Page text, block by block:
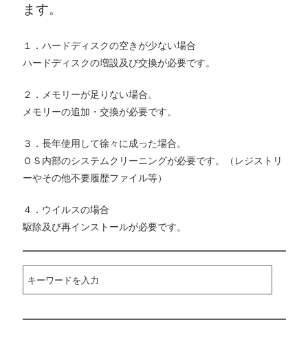
ます。
１．ハードディスクの空きが少ない場合
ハードディスクの増設及び交換が必要です。
２．メモリーが足りない場合。
メモリーの追加・交換が必要です。
３．長年使用して徐々に成った場合。
ＯＳ内部のシステムクリーニングが必要です。（レジストリ
ーやその他不要履歴ファイル等）
４．ウイルスの場合
駆除及び再インストールが必要です。